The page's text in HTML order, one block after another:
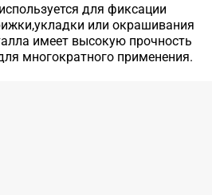
используется для фиксации
или окрашивания
имеет высокую прочность
многократного применения.